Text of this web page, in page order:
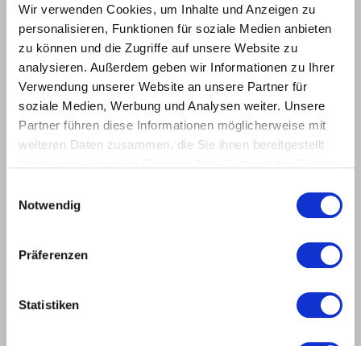
Wir verwenden Cookies, um Inhalte und Anzeigen zu
personalisieren, Funktionen für soziale Medien anbieten
zu können und die Zugriffe auf unsere Website zu
analysieren. Außerdem geben wir Informationen zu Ihrer
Verwendung unserer Website an unsere Partner für
soziale Medien, Werbung und Analysen weiter. Unsere
Partner führen diese Informationen möglicherweise mit
weiteren Daten zusammen, die Sie ihnen bereitgestellt
Notwendig
Präferenzen
Statistiken
ZEICHNUNG